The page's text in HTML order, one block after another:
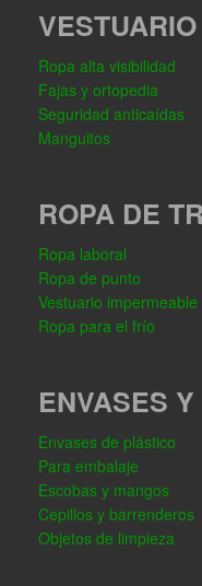
Ropa alta visibilidad
Fajas y ortopedia
Seguridad anticaídas
Manguitos
ROPA DE
Ropa laboral
Ropa de punto
Vestuario impermeable
Ropa para el frío
ENVASES
Envases de plástico
Para embalaje
Escobas y mangos
Cepillos y barrenderos
Objetos de limpieza